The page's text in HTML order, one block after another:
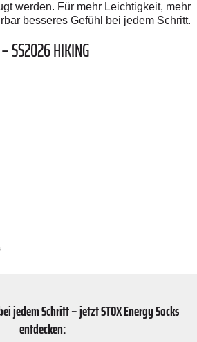
werden. Für mehr Leichtigkeit, mehr
besseres Gefühl bei jedem Schritt.
– SS2026 HIKING
jedem Schritt – jetzt STOX Energy Socks
entdecken: